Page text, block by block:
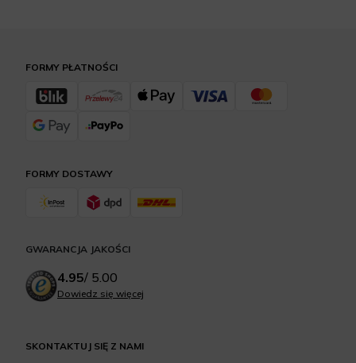
SKONTAKTUJ SIĘ Z NAMI
FORMY DOSTAWY
FORMY PŁATNOŚCI
GWARANCJA JAKOŚCI
4.95/ 5.00
Dowiedz się więcej